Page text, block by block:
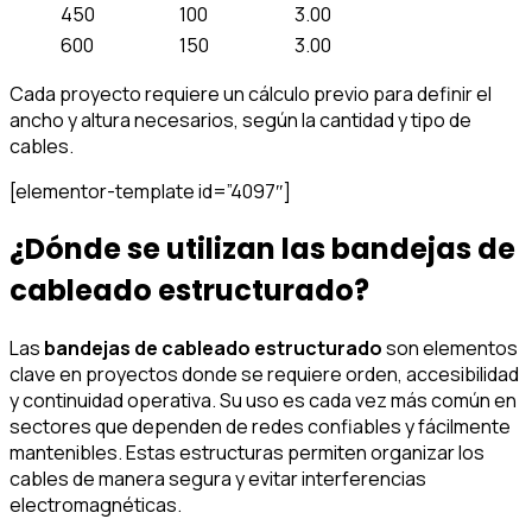
450
100
3.00
600
150
3.00
Cada proyecto requiere un cálculo previo para definir el
ancho y altura necesarios, según la cantidad y tipo de
cables.
[elementor-template id=”4097″]
¿Dónde se utilizan las bandejas de
cableado estructurado?
Las bandejas de cableado estructuradoson elementos
clave en proyectos donde se requiere orden, accesibilidad
y continuidad operativa. Su uso es cada vez más común en
sectores que dependen de redes confiables y fácilmente
mantenibles. Estas estructuras permiten organizar los
cables de manera segura y evitar interferencias
electromagnéticas.